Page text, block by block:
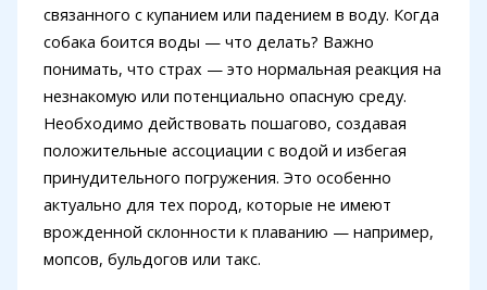
связанного с купанием или падением в воду. Когда
собака боится воды — что делать? Важно
понимать, что страх — это нормальная реакция на
незнакомую или потенциально опасную среду.
Необходимо действовать пошагово, создавая
положительные ассоциации с водой и избегая
принудительного погружения. Это особенно
актуально для тех пород, которые не имеют
врожденной склонности к плаванию — например,
мопсов, бульдогов или такс.